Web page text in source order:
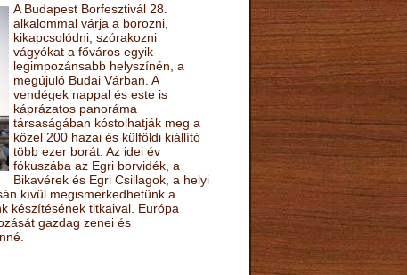
A Budapest Borfesztivál 28.
alkalommal várja a borozni,
kikapcsolódni, szórakozni
vágyókat a főváros egyik
legimpozánsabb helyszínén, a
megújuló Budai Várban. A
vendégek nappal és este is
káprázatos panoráma
társaságában kóstolhatják meg a
közel 200 hazai és külföldi kiállító
több ezer borát. Az idei év
fókuszába az Egri borvidék, a
Bikavérek és Egri Csillagok, a helyi
kívül megismerkedhetünk a
készítésének titkaival. Európa
gazdag zenei és